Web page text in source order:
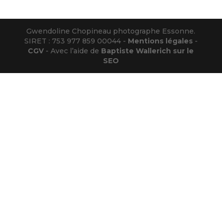
Gwendoline Chopineau photographe Essonne.
SIRET : 753 977 859 00044 - Mentions légales-
CGV- Avec l’aide de Baptiste Wallerich sur le
SEO